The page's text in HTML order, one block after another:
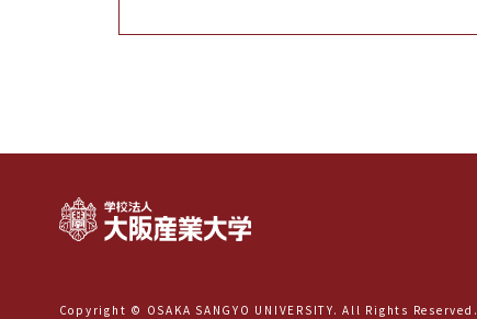
Copyright © OSAKA SANGYO UNIVERSITY. All Rights Reserved.